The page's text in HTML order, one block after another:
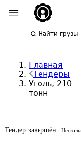
Найти грузы
Главная
Тендеры
Уголь, 210
тонн
Тендер завершён